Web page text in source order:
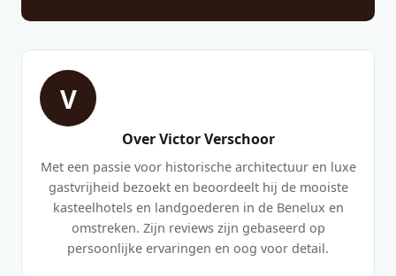
V
Over Victor Verschoor
Met een passie voor historische architectuur en luxe
gastvrijheid bezoekt en beoordeelt hij de mooiste
kasteelhotels en landgoederen in de Benelux en
omstreken. Zijn reviews zijn gebaseerd op
persoonlijke ervaringen en oog voor detail.